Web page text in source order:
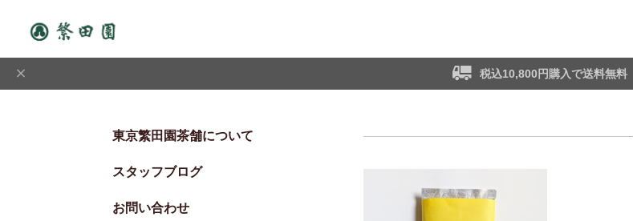
税込10,800円購入で送料無料
東京繁田園茶舗について
スタッフブログ
お問い合わせ